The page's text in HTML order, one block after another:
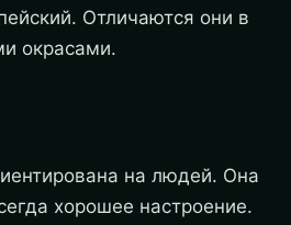
Отличаются они в
окрасами.
на людей. Она
хорошее настроение.